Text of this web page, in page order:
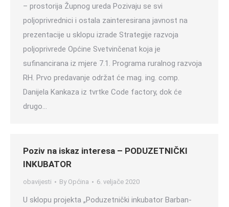
– prostorija Župnog ureda Pozivaju se svi
poljoprivrednici i ostala zainteresirana javnost na
prezentacije u sklopu izrade Strategije razvoja
poljoprivrede Općine Svetvinčenat koja je
sufinancirana iz mjere 7.1. Programa ruralnog razvoja
RH. Prvo predavanje održat će mag. ing. comp.
Danijela Kankaza iz tvrtke Code factory, dok će
drugo…
Poziv na iskaz interesa – PODUZETNIČKI
INKUBATOR
obavijesti By Općina 6. veljače 2020
U sklopu projekta „Poduzetnički inkubator Barban-